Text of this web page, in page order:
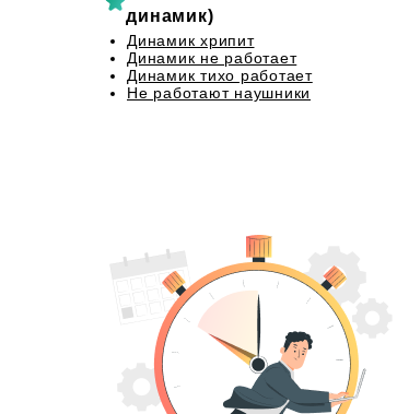
динамик)
Динамик хрипит
Динамик не работает
Динамик тихо работает
Не работают наушники